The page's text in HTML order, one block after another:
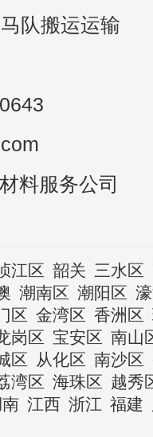
队搬运运输
料服务公司
江区 韶关 三水区
潮南区 潮阳区
区 金湾区 香洲区
岗区 宝安区 南山
区 从化区 南沙区
湾区 海珠区 越秀
江西 浙江 福建